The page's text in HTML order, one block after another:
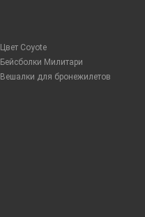
Цвет Coyote
Бейсболки Милитари
Вешалки для бронежилетов